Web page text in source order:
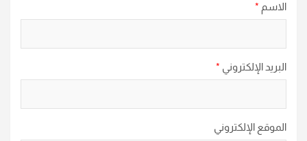
الاسم *
البريد الإلكتروني *
الموقع الإلكتروني